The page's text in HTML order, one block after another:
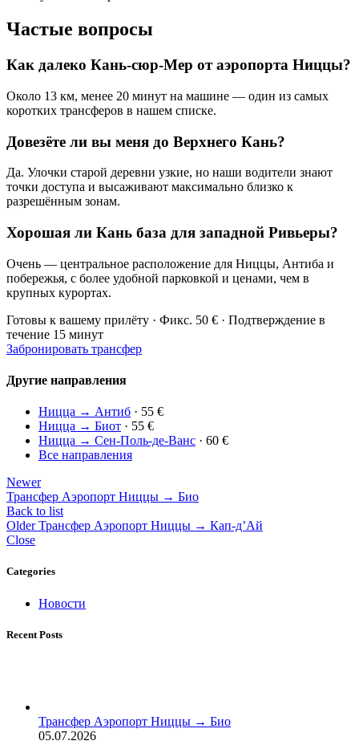
Частые вопросы
Как далеко Кань-сюр-Мер от аэропорта Ниццы?
Около 13 км, менее 20 минут на машине — один из самых
коротких трансферов в нашем списке.
Довезёте ли вы меня до Верхнего Кань?
Да. Улочки старой деревни узкие, но наши водители знают
точки доступа и высаживают максимально близко к
разрешённым зонам.
Хорошая ли Кань база для западной Ривьеры?
Очень — центральное расположение для Ниццы, Антиба и
побережья, с более удобной парковкой и ценами, чем в
крупных курортах.
Готовы к вашему прилёту · Фикс. 50 € · Подтверждение в
течение 15 минут
Забронировать трансфер
Другие направления
Ницца → Антиб · 55 €
Ницца → Биот · 55 €
Ницца → Сен-Поль-де-Ванс · 60 €
Все направления
Newer
Трансфер Аэропорт Ниццы → Био
Back to list
Older Трансфер Аэропорт Ниццы → Кап-д’Ай
Close
Categories
Новости
Recent Posts
Трансфер Аэропорт Ниццы → Био
05.07.2026